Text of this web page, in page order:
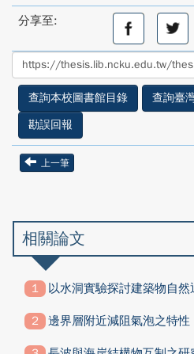
分享至:
分
至
facebook
分
享
至
twitter
查詢本校圖書館目錄
查詢臺
勘誤回報
上一筆
相關論文
以水洞實驗探討建築物自然
邊界層附近減阻氣泡之特性